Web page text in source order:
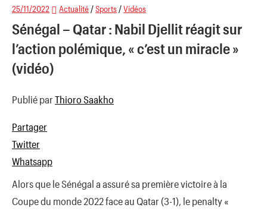
25/11/2022 Actualité /Sports /Vidéos
Sénégal – Qatar : Nabil Djellit réagit sur
l’action polémique, « c’est un miracle »
(vidéo)
Publié par Thioro Saakho
Partager
Twitter
Whatsapp
Alors que le Sénégal a assuré sa première victoire à la
Coupe du monde 2022 face au Qatar (3-1), le penalty «